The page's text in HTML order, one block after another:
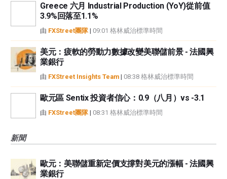
Greece 六月 Industrial Production (YoY)從前值
3.9%回落至1.1%
由 FXStreet團隊| 09:01 格林威治標準時間
美元：疲軟的勞動力數據改變美聯儲前景 - 法國興
業銀行
由 FXStreet Insights Team | 08:38 格林威治標準時間
歐元區 Sentix 投資者信心：0.9（八月）vs -3.1
由 FXStreet團隊| 08:31 格林威治標準時間
新聞
歐元：美聯儲重新定價支撐對美元的漲幅 - 法國興
業銀行